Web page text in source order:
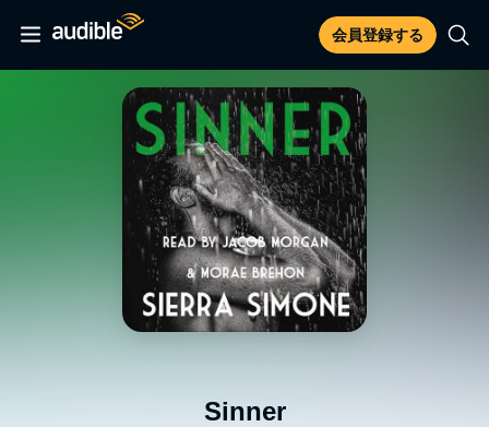
会員登録する
Sinner